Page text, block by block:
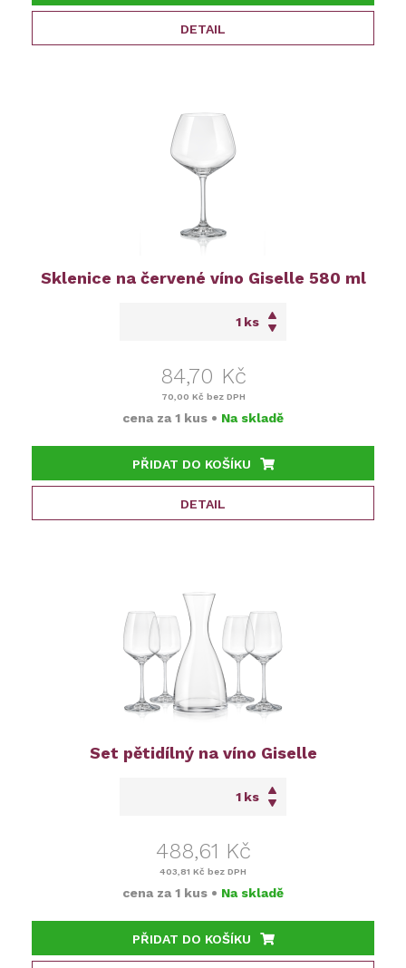
DETAIL
Sklenice na červené víno Giselle 580 ml
ks
84,70 Kč
70,00 Kč bez DPH
cena za 1 kus • Na skladě
PŘIDAT DO KOŠÍKU
DETAIL
Set pětidílný na víno Giselle
ks
488,61 Kč
403,81 Kč bez DPH
cena za 1 kus • Na skladě
PŘIDAT DO KOŠÍKU